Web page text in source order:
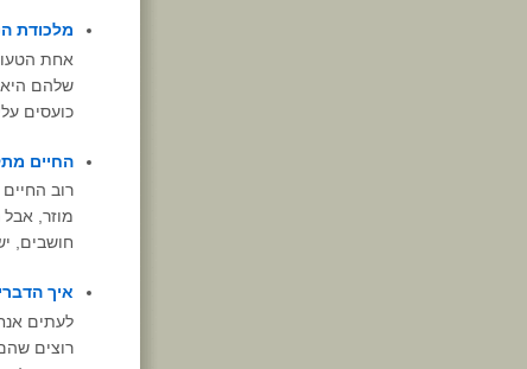
מלכודת
אחת
שלהם היא
כועסים
החיים
רוב
מוזר, אבל
חושבים,
איך
לעתים
רוצים